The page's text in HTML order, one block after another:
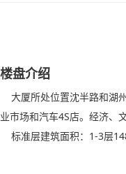
楼盘介绍
大厦所处位置沈半路和湖
业市场和汽车4S店。经济、
标准层建筑面积：1-3层